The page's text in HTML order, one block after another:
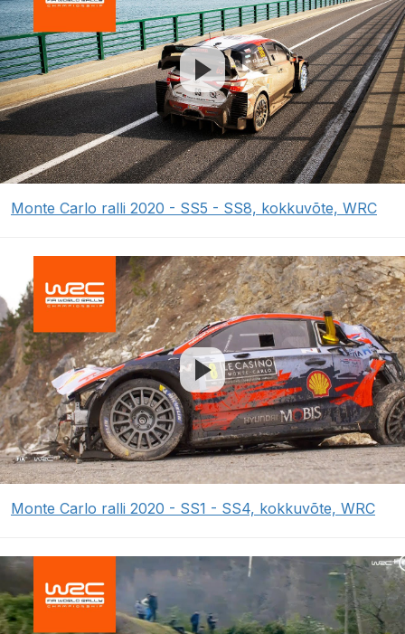
Monte Carlo ralli 2020 - SS5 - SS8, kokkuvõte, WRC
Monte Carlo ralli 2020 - SS1 - SS4, kokkuvõte, WRC